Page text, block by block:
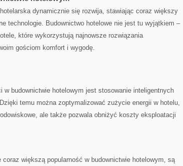
‌dynamicznie się rozwija, stawiając coraz większy
technologie.​ Budownictwo hotelowe ⁣nie jest tu wyjątkiem –
które wykorzystują ⁣najnowsze rozwiązania
gościom komfort i wygodę.
w⁤ budownictwie hotelowym jest stosowanie​ inteligentnych
temu‌ można zoptymalizować zużycie ⁤energii ⁣w⁢ hotelu,
ale także pozwala obniżyć koszty eksploatacji
większą popularność w budownictwie hotelowym, są